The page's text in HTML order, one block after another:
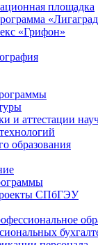
площадка
«Грифон»
и аттестации
образования
СПбГЭУ